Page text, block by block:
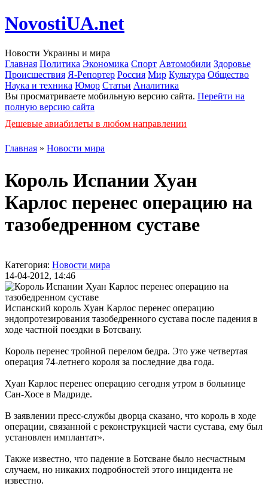
NovostiUA.net
Новости Украины и мира
Главная Политика Экономика Спорт Автомобили Здоровье
Происшествия Я-Репортер Россия Мир Культура Общество
Наука и техника Юмор Статьи Аналитика
Вы просматриваете мобильную версию сайта. Перейти на
полную версию сайта
Дешевые авиабилеты в любом направлении
Главная » Новости мира
Король Испании Хуан
Карлос перенес операцию на
тазобедренном суставе
Категория: Новости мира
14-04-2012, 14:46
Испанский король Хуан Карлос перенес операцию
эндопротезирования тазобедренного сустава после падения в
ходе частной поездки в Ботсвану.
Король перенес тройной перелом бедра. Это уже четвертая
операция 74-летнего короля за последние два года.
Хуан Карлос перенес операцию сегодня утром в больнице
Сан-Хосе в Мадриде.
В заявлении пресс-службы дворца сказано, что король в ходе
операции, связанной с реконструкцией части сустава, ему был
установлен имплантат».
Также известно, что падение в Ботсване было несчастным
случаем, но никаких подробностей этого инцидента не
известно.